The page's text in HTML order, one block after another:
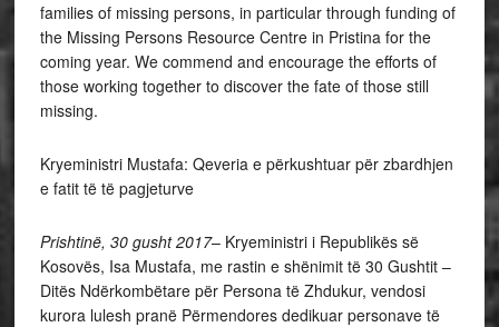
families of missing persons, in particular through funding of
the Missing Persons Resource Centre in Pristina for the
coming year. We commend and encourage the efforts of
those working together to discover the fate of those still
missing.
Kryeministri Mustafa: Qeveria e përkushtuar për zbardhjen
e fatit të të pagjeturve
Prishtinë, 30 gusht 2017– Kryeministri i Republikës së
Kosovës, Isa Mustafa, me rastin e shënimit të 30 Gushtit –
Ditës Ndërkombëtare për Persona të Zhdukur, vendosi
kurora lulesh pranë Përmendores dedikuar personave të